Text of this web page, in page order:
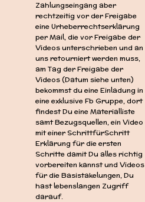
Zahlungseingang aber
rechtzeitig vor der Freigabe
eine Urheberrechtserklärung
per Mail, die vor Freigabe der
Videos unterschrieben und an
uns retourniert werden muss,
am Tag der Freigabe der
Videos (Datum siehe unten)
bekommst du eine Einladung in
eine exklusive Fb Gruppe, dort
findest Du eine Materialliste
samt Bezugsquellen, ein Video
mit einer SchrittfürSchritt
Erklärung für die ersten
Schritte damit Du alles richtig
vorbereiten kannst und Videos
für die Basistakelungen, Du
hast lebenslangen Zugriff
darauf.